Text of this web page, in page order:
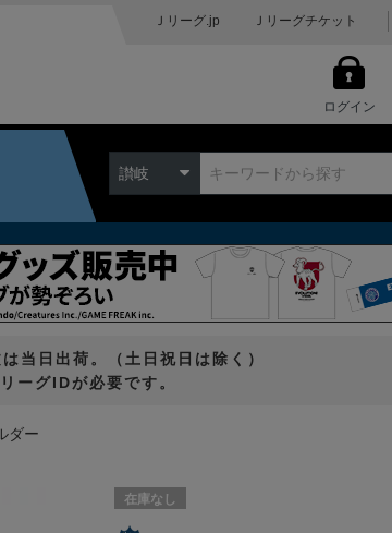
Ｊリーグ.jp Ｊリーグチケット
ログイン
讃岐
当日出荷。（土日祝日は除く）
ーグIDが必要です。
ダー
在庫なし